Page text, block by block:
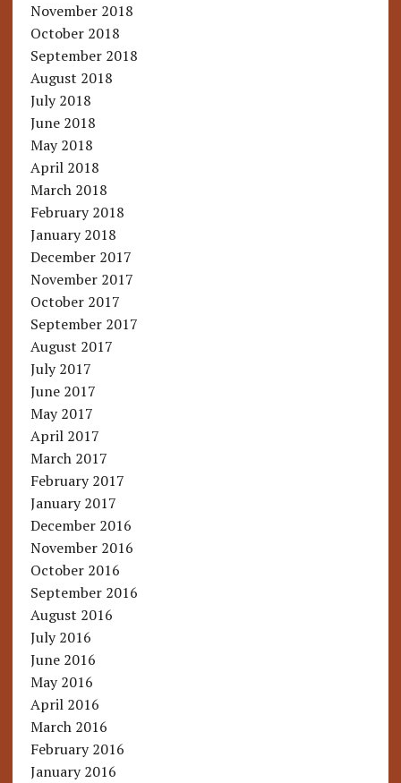
November 2018
October 2018
September 2018
August 2018
July 2018
June 2018
May 2018
April 2018
March 2018
February 2018
January 2018
December 2017
November 2017
October 2017
September 2017
August 2017
July 2017
June 2017
May 2017
April 2017
March 2017
February 2017
January 2017
December 2016
November 2016
October 2016
September 2016
August 2016
July 2016
June 2016
May 2016
April 2016
March 2016
February 2016
January 2016